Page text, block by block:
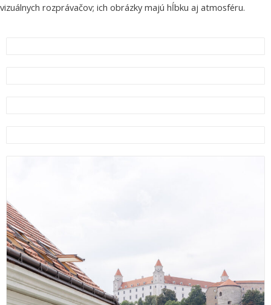
vizuálnych rozprávačov; ich obrázky majú hĺbku aj atmosféru.